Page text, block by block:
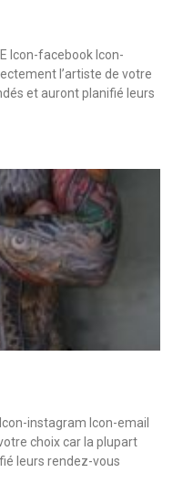
Icon-facebook Icon-
l’artiste de votre
et auront planifié leurs
instagram Icon-email
choix car la plupart
leurs rendez-vous